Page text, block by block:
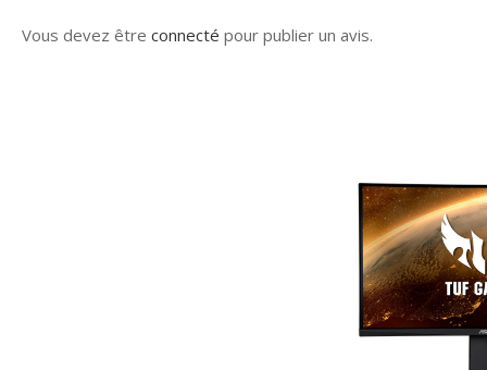
Vous devez être connecté pour publier un avis.